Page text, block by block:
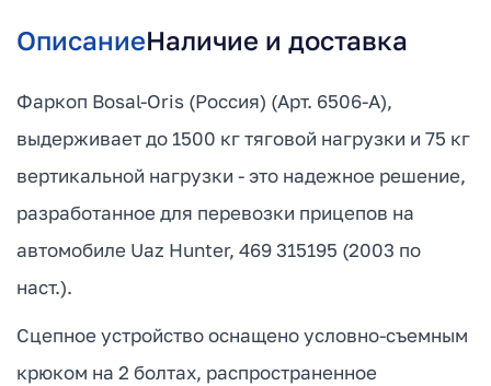
ОписаниеНаличие и доставка
Фаркоп Bosal-Oris (Россия) (Арт. 6506-A),
выдерживает до 1500 кг тяговой нагрузки и 75 кг
вертикальной нагрузки - это надежное решение,
разработанное для перевозки прицепов на
автомобиле Uaz Hunter, 469 315195 (2003 по
наст.).
Сцепное устройство оснащено условно-съемным
крюком на 2 болтах, распространенное